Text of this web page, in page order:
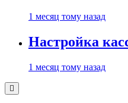
1 месяц тому назад
Настройка
1 месяц тому назад